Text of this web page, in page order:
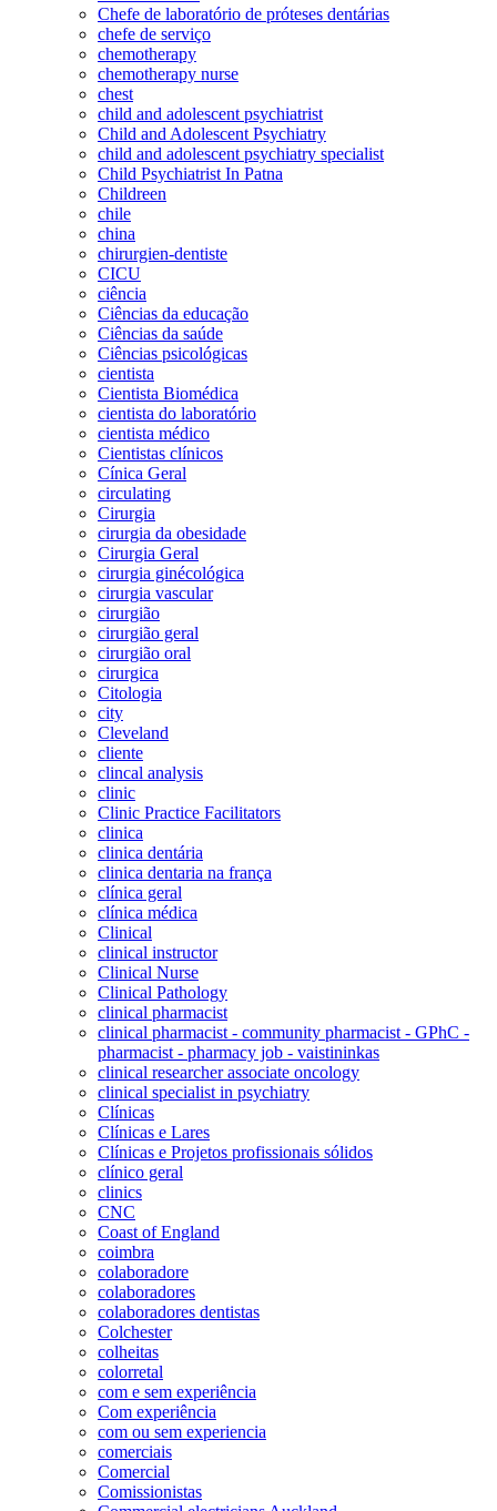
Chefe de laboratório de próteses dentárias
chefe de serviço
chemotherapy
chemotherapy nurse
chest
child and adolescent psychiatrist
Child and Adolescent Psychiatry
child and adolescent psychiatry specialist
Child Psychiatrist In Patna
Childreen
chile
china
chirurgien-dentiste
CICU
ciência
Ciências da educação
Ciências da saúde
Ciências psicológicas
cientista
Cientista Biomédica
cientista do laboratório
cientista médico
Cientistas clínicos
Cínica Geral
circulating
Cirurgia
cirurgia da obesidade
Cirurgia Geral
cirurgia ginécológica
cirurgia vascular
cirurgião
cirurgião geral
cirurgião oral
cirurgica
Citologia
city
Cleveland
cliente
clincal analysis
clinic
Clinic Practice Facilitators
clinica
clinica dentária
clinica dentaria na frança
clínica geral
clínica médica
Clinical
clinical instructor
Clinical Nurse
Clinical Pathology
clinical pharmacist
clinical pharmacist - community pharmacist - GPhC -
pharmacist - pharmacy job - vaistininkas
clinical researcher associate oncology
clinical specialist in psychiatry
Clínicas
Clínicas e Lares
Clínicas e Projetos profissionais sólidos
clínico geral
clinics
CNC
Coast of England
coimbra
colaboradore
colaboradores
colaboradores dentistas
Colchester
colheitas
colorretal
com e sem experiência
Com experiência
com ou sem experiencia
comerciais
Comercial
Comissionistas